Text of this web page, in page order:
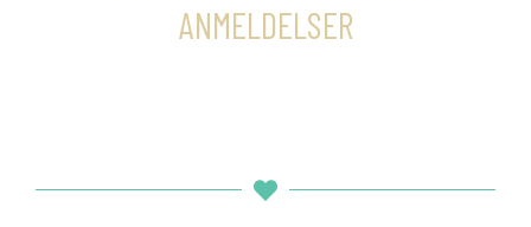
ANMELDELSER